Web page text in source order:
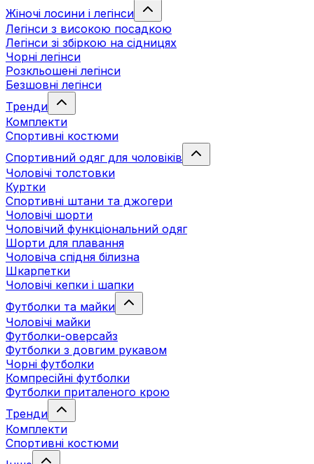
Жіночі лосини і легінси
Легінси з високою посадкою
Легінси зі збіркою на сідницях
Чорні легінси
Розкльошені легінси
Безшовні легінси
Тренди
Комплекти
Спортивні костюми
Спортивний одяг для чоловіків
Чоловічі толстовки
Куртки
Спортивні штани та джогери
Чоловічі шорти
Чоловічий функціональний одяг
Шорти для плавання
Чоловіча спідня білизна
Шкарпетки
Чоловічі кепки і шапки
Футболки та майки
Чоловічі майки
Футболки-оверсайз
Футболки з довгим рукавом
Чорні футболки
Компресійні футболки
Футболки приталеного крою
Тренди
Комплекти
Спортивні костюми